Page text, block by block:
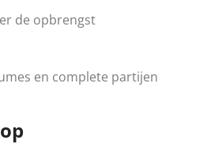
de opbrengst
en complete partijen